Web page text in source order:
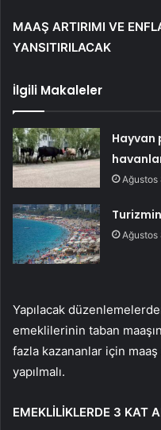
MAAŞ ARTIRIMI VE
YANSITIRILACAK
İlgili Makaleler
Hayvan
Ağustos
Ağustos
Yapılacak
emeklilerinin taban
fazla kazananlar için
yapılmalı.
EMEKLİLİKLERDE 3 KAT